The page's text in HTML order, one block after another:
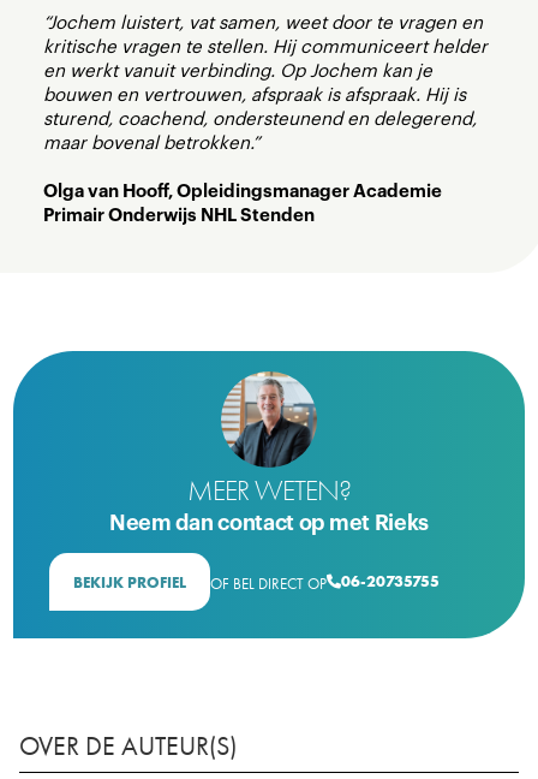
“Jochem luistert, vat samen, weet door te vragen en
kritische vragen te stellen. Hij communiceert helder
en werkt vanuit verbinding. Op Jochem kan je
bouwen en vertrouwen, afspraak is afspraak. Hij is
sturend, coachend, ondersteunend en delegerend,
maar bovenal betrokken.”
Olga van Hooff, Opleidingsmanager Academie
Primair Onderwijs NHL Stenden
MEER WETEN?
Neem dan contact op met Rieks
BEKIJK PROFIEL OF BEL DIRECT OP06-20735755
OVER DE AUTEUR(S)